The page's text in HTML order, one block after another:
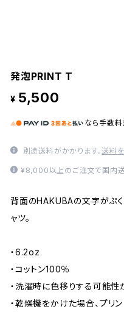
発泡PRINT T
¥ 5,500
なら 手数料
別途送料がかかります。送料
¥8,000以上のご注文で国内送
背面のHAKUBAの文字がぷ
ャツ。
・6.2oz
・コットン100％
・洗濯時に色移りする可能性
・乾燥機をかけた場合、プリ